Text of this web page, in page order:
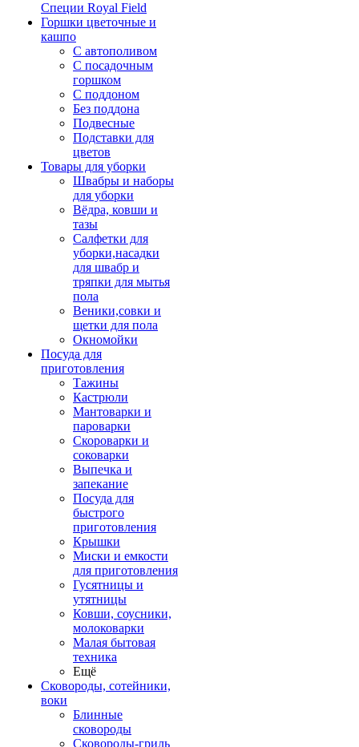
Специи Royal Field
Горшки цветочные и
кашпо
С автополивом
С посадочным
горшком
С поддоном
Без поддона
Подвесные
Подставки для
цветов
Товары для уборки
Швабры и наборы
для уборки
Вёдра, ковши и
тазы
Салфетки для
уборки,насадки
для швабр и
тряпки для мытья
пола
Веники,совки и
щетки для пола
Окномойки
Посуда для
приготовления
Тажины
Кастрюли
Мантоварки и
пароварки
Скороварки и
соковарки
Выпечка и
запекание
Посуда для
быстрого
приготовления
Крышки
Миски и емкости
для приготовления
Гусятницы и
утятницы
Ковши, соусники,
молоковарки
Малая бытовая
техника
Ещё
Сковороды, сотейники,
воки
Блинные
сковороды
Сковороды-гриль